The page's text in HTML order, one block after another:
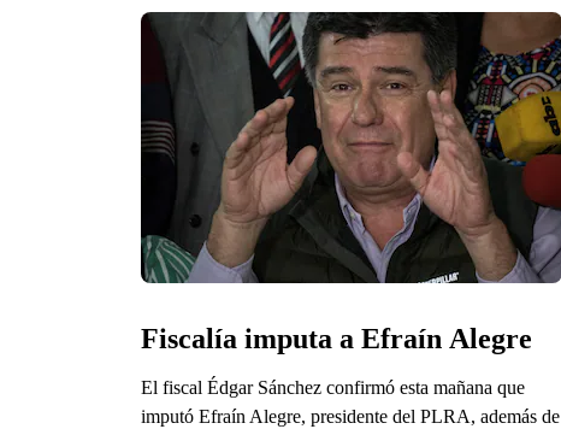
Fiscalía imputa a Efraín Alegre
El fiscal Édgar Sánchez confirmó esta mañana que
imputó Efraín Alegre, presidente del PLRA, además de